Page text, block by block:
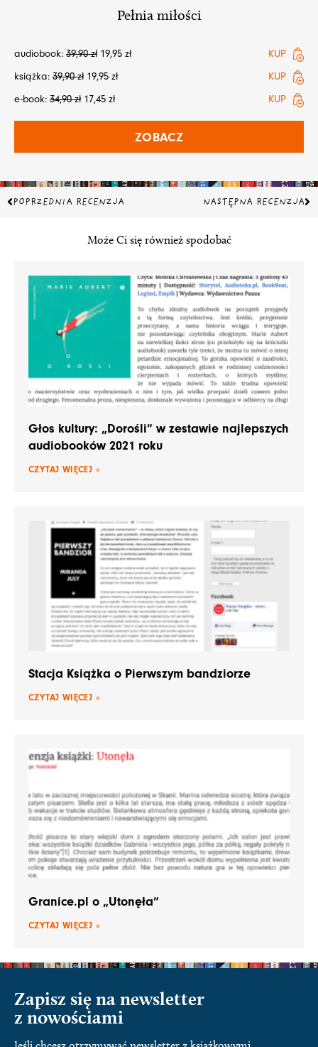
Pełnia miłości
audiobook: 39,90zł 19,95 zł
KUP
książka: 39,90zł 19,95 zł
KUP
e-book: 34,90zł 17,45 zł KUP
ZOBACZ
Prev
POPRZEDNIA RECENZJA NASTĘPNA RECENZJA
Może Ci się również spodobać
Głos kultury: „Dorośli” w zestawie najlepszych
audiobooków 2021 roku
CZYTAJ WIĘCEJ »
Stacja Książka o Pierwszym bandziorze
CZYTAJ WIĘCEJ »
Granice.pl o „Utonęła”
CZYTAJ WIĘCEJ »
Zapisz się na newsletter
z nowościami